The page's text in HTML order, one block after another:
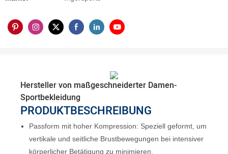
Hersteller von maßgeschneiderter Damen-
Sportbekleidung
PRODUKTBESCHREIBUNG
Passform mit hoher Kompression: Speziell geformt, um
vertikale und seitliche Brustbewegungen bei intensiver
körperlicher Betätigung zu minimieren.